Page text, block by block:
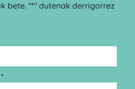
bete. "*" dutenak derrigorrez